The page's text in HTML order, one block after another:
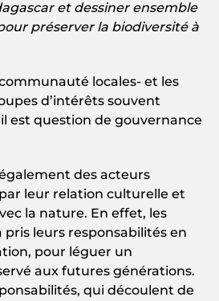
et dessiner ensemble
préserver la biodiversité à
locales- et les
d’intérêts souvent
est question de gouvernance
des acteurs
leur relation culturelle et
la nature. En effet, les
leurs responsabilités en
pour léguer un
aux futures générations.
qui découlent de